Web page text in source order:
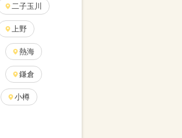
二子玉川
上野
熱海
鎌倉
小樽